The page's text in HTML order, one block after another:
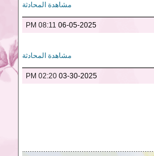
مشاهدة المحادثة
06-05-2025
08:11 PM
مشاهدة المحادثة
03-30-2025
02:20 PM